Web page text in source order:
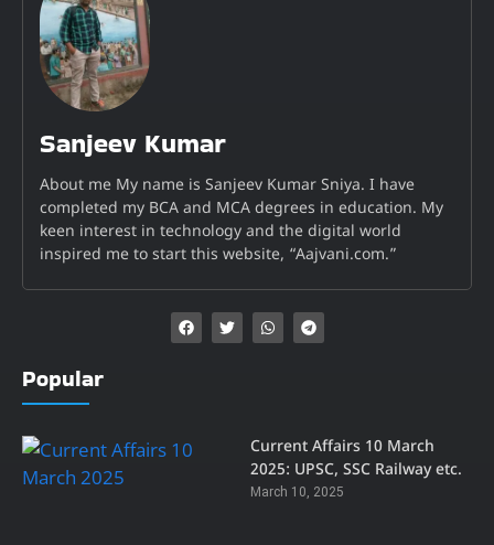
Sanjeev Kumar
About me My name is Sanjeev Kumar Sniya. I have
completed my BCA and MCA degrees in education. My
keen interest in technology and the digital world
inspired me to start this website, “Aajvani.com.”
Popular
Current Affairs 10 March
2025: UPSC, SSC Railway etc.
March 10, 2025